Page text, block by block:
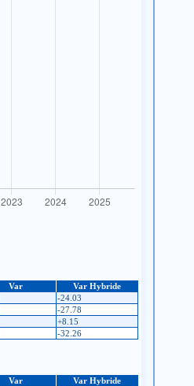
Var
Var Hybride
-24.03
-27.78
+8.15
-32.26
Var
Var Hybride